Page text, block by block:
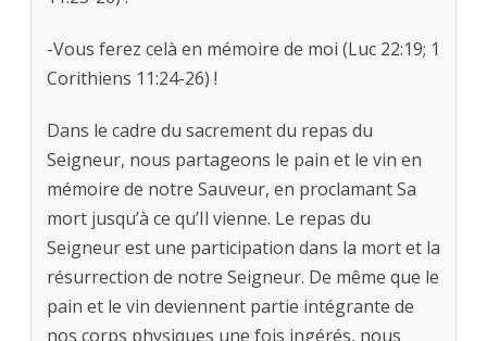
-Vous ferez celà en mémoire de moi (Luc 22:19; 1
Corithiens 11:24-26) !
Dans le cadre du sacrement du repas du
Seigneur, nous partageons le pain et le vin en
mémoire de notre Sauveur, en proclamant Sa
mort jusqu’à ce qu’Il vienne. Le repas du
Seigneur est une participation dans la mort et la
résurrection de notre Seigneur. De même que le
pain et le vin deviennent partie intégrante de
nos corps physiques une fois ingérés, nous